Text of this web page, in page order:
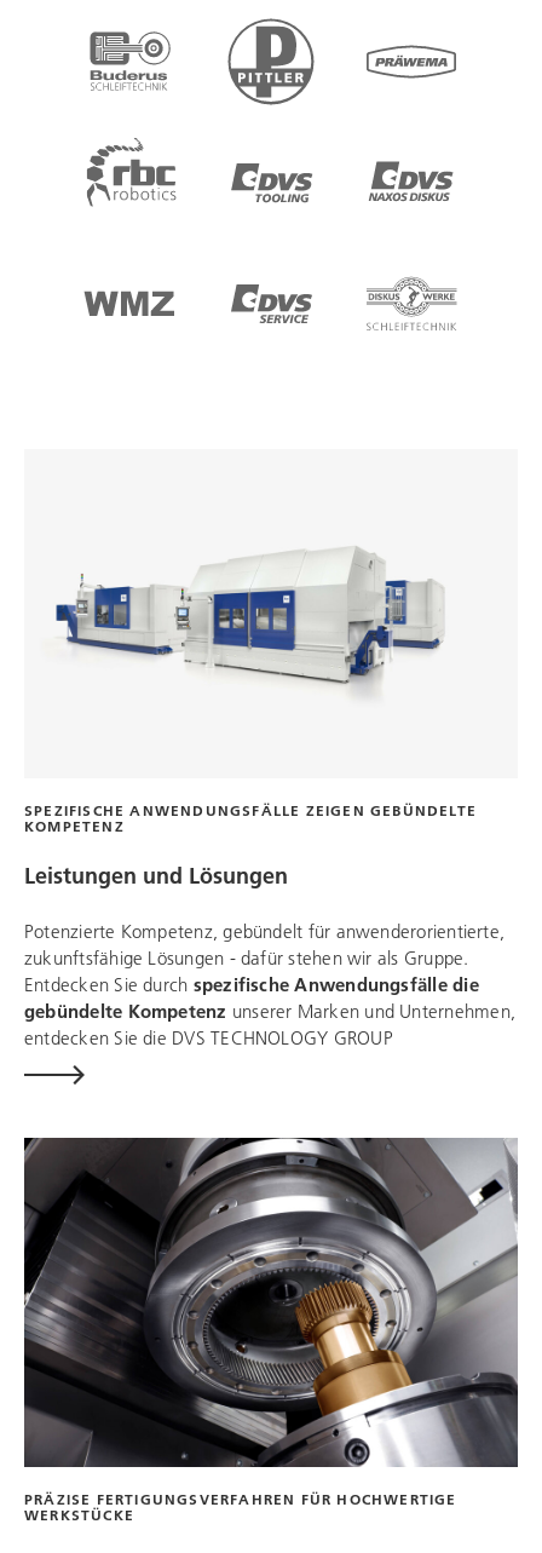
SPEZIFISCHE ANWENDUNGSFÄLLE ZEIGEN GEBÜNDELTE
KOMPETENZ
Leistungen und Lösungen
Potenzierte Kompetenz, gebündelt für anwenderorientierte,
zukunftsfähige Lösungen - dafür stehen wir als Gruppe.
Entdecken Sie durch spezifische Anwendungsfälle die
gebündelte Kompetenz unserer Marken und Unternehmen,
entdecken Sie die DVS TECHNOLOGY GROUP
PRÄZISE FERTIGUNGSVERFAHREN FÜR HOCHWERTIGE
WERKSTÜCKE